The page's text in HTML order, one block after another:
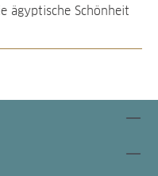
ägyptische Schönheit